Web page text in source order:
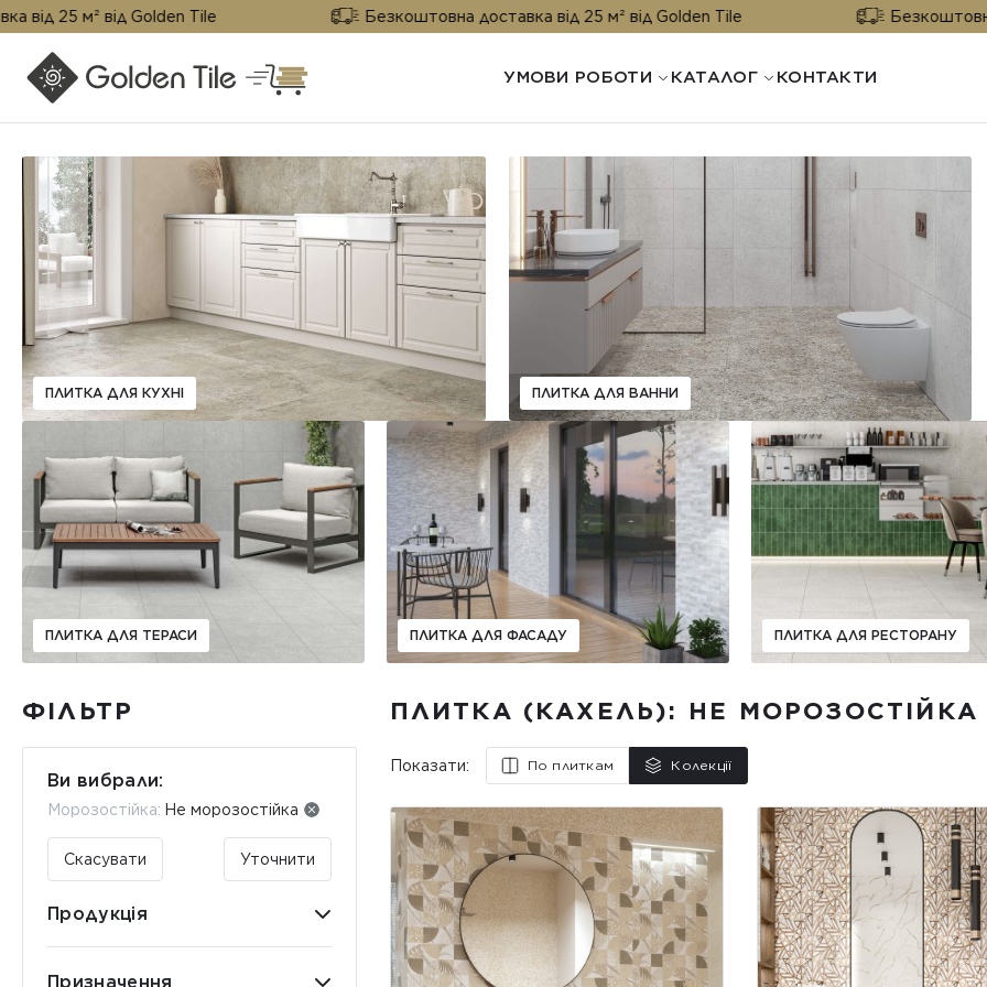
м² від Golden Tile Безкоштовна доставка від 25 м² від Golden Tile Безкоштовна
УМОВИ РОБОТИ КАТАЛОГ КОНТАКТИ
ПЛИТКА ДЛЯ КУХНІ ПЛИТКА ДЛЯ ВАННИ
ПЛИТКА ДЛЯ ТЕРАСИ ПЛИТКА ДЛЯ ФАСАДУ ПЛИТКА ДЛЯ РЕСТОРАНУ
ФІЛЬТР
Ви вибрали:
Морозостійка: Не морозостійка
Скасувати Уточнити
Продукція
Призначення
ПЛИТКА (КАХЕЛЬ): НЕ МОРОЗОСТІЙКА
Показати: По плиткам Колекції